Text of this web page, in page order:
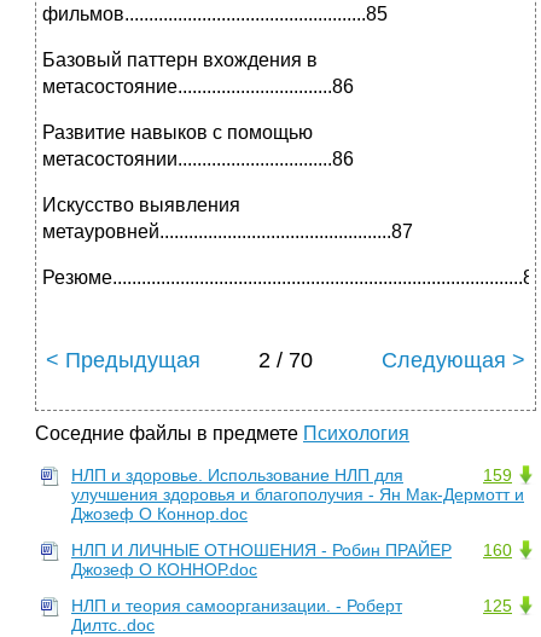
фильмов..................................................85
Базовый паттерн вхождения в
метасостояние................................86
Развитие навыков с помощью
метасостоянии................................86
Искусство выявления
метауровней................................................87
< Предыдущая 2 / 70 Следующая >
Соседние файлы в предмете Психология
159
НЛП и здоровье. Использование НЛП для
улучшения здоровья и благополучия - Ян Мак-Дермотт и
Джозеф О Коннор.doc
160
НЛП И ЛИЧНЫЕ ОТНОШЕНИЯ - Робин ПРАЙЕР
Джозеф О КОННОР.doc
125
НЛП и теория самоорганизации. - Роберт
Дилтс..doc